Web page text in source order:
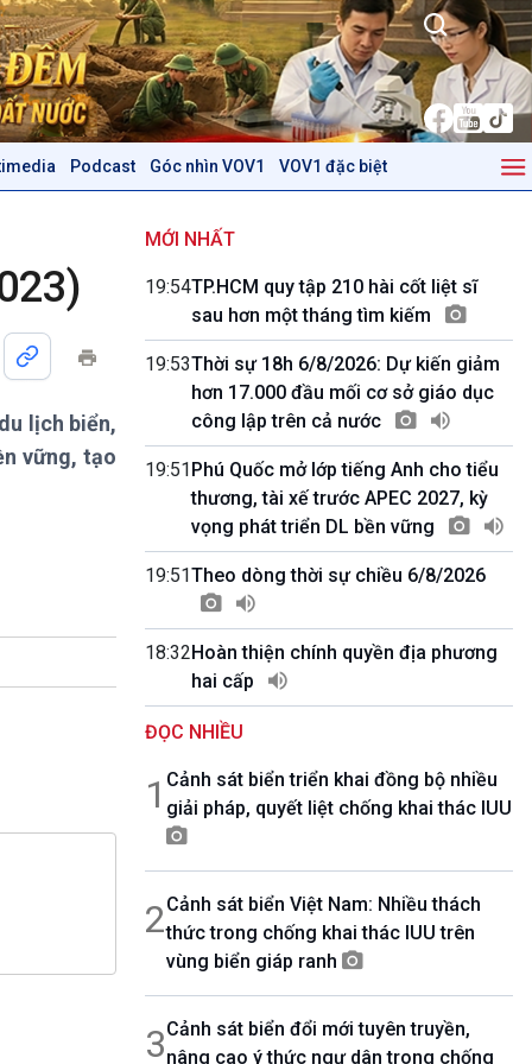
Podcast Góc nhìn VOV1 VOV1 đặc biệt
Trước giờ mở cửa
Dòng chảy Kinh tế
Khởi nghiệp
Tuyên chiến với gian lận
Mùa vàng
Biển đảo Việt Nam
Tâm tình biên giới và hải
đảo
Tìm hiểu biển, đảo Việt
Nam
Góc nhìn VOV1
Bình luận
10 phút Sự kiện - Luận bàn
Câu chuyện thời sự
Đối thoại
Diễn đàn chủ nhật
Chuyện đêm
lịch biển,
vững, tạo
MỚI NHẤT
19:54TP.HCM quy tập 210 hài cốt liệt sĩ
sau hơn một tháng tìm kiếm
19:53Thời sự 18h 6/8/2026: Dự kiến giảm
hơn 17.000 đầu mối cơ sở giáo dục
công lập trên cả nước
19:51Phú Quốc mở lớp tiếng Anh cho tiểu
thương, tài xế trước APEC 2027, kỳ
vọng phát triển DL bền vững
19:51Theo dòng thời sự chiều 6/8/2026
18:32Hoàn thiện chính quyền địa phương
hai cấp
ĐỌC NHIỀU
1 Cảnh sát biển triển khai đồng bộ nhiều
giải pháp, quyết liệt chống khai thác IUU
2Cảnh sát biển Việt Nam: Nhiều thách
thức trong chống khai thác IUU trên
vùng biển giáp ranh
3Cảnh sát biển đổi mới tuyên truyền,
nâng cao ý thức ngư dân trong chống